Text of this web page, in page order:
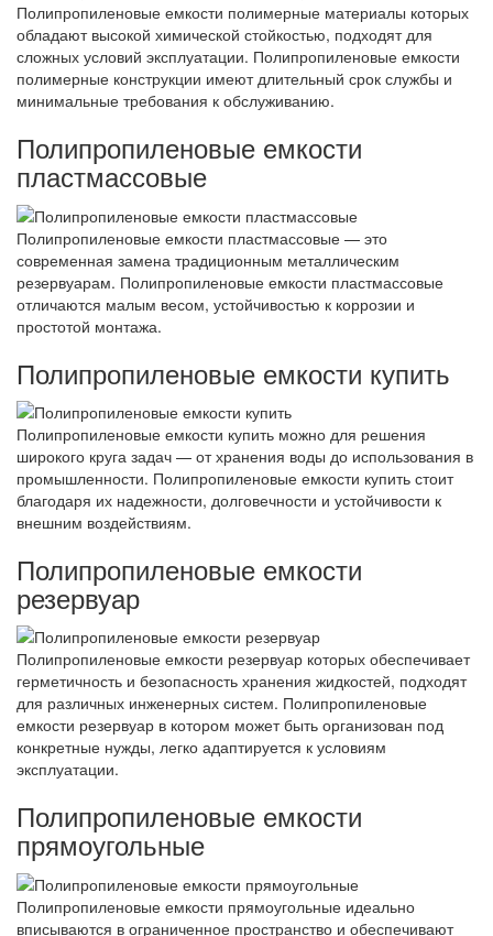
Полипропиленовые емкости полимерные материалы которых
обладают высокой химической стойкостью, подходят для
сложных условий эксплуатации. Полипропиленовые емкости
полимерные конструкции имеют длительный срок службы и
минимальные требования к обслуживанию.
Полипропиленовые емкости
пластмассовые
Полипропиленовые емкости пластмассовые — это
современная замена традиционным металлическим
резервуарам. Полипропиленовые емкости пластмассовые
отличаются малым весом, устойчивостью к коррозии и
простотой монтажа.
Полипропиленовые емкости купить
Полипропиленовые емкости купить можно для решения
широкого круга задач — от хранения воды до использования в
промышленности. Полипропиленовые емкости купить стоит
благодаря их надежности, долговечности и устойчивости к
внешним воздействиям.
Полипропиленовые емкости
резервуар
Полипропиленовые емкости резервуар которых обеспечивает
герметичность и безопасность хранения жидкостей, подходят
для различных инженерных систем. Полипропиленовые
емкости резервуар в котором может быть организован под
конкретные нужды, легко адаптируется к условиям
эксплуатации.
Полипропиленовые емкости
прямоугольные
Полипропиленовые емкости прямоугольные идеально
вписываются в ограниченное пространство и обеспечивают